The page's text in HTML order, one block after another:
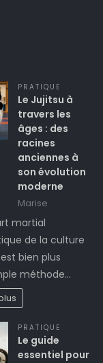
PRATIQUE
Le Jujitsu à
travers les
âges : des
racines
anciennes à
son évolution
moderne
Marise
martial
de la culture
bien plus
méthode…
PRATIQUE
Le guide
essentiel pour